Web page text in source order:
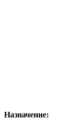
Назначение: